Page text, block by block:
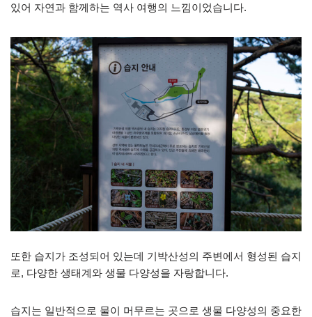
있어 자연과 함께하는 역사 여행의 느낌이었습니다.
또한 습지가 조성되어 있는데 기박산성의 주변에서 형성된 습지
로, 다양한 생태계와 생물 다양성을 자랑합니다.
습지는 일반적으로 물이 머무르는 곳으로 생물 다양성의 중요한